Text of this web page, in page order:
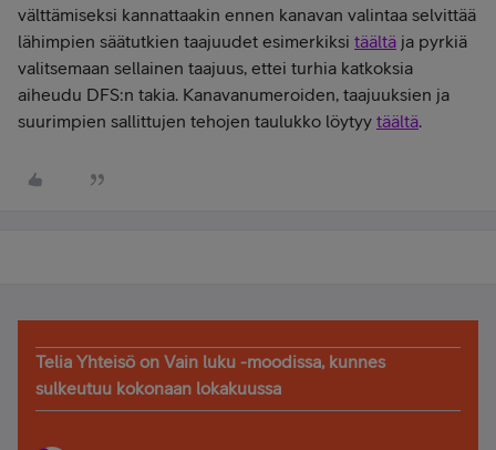
välttämiseksi kannattaakin ennen kanavan valintaa selvittää
lähimpien säätutkien taajuudet esimerkiksi täältä ja pyrkiä
valitsemaan sellainen taajuus, ettei turhia katkoksia
aiheudu DFS:n takia. Kanavanumeroiden, taajuuksien ja
suurimpien sallittujen tehojen taulukko löytyy täältä.
Telia Yhteisö on Vain luku -moodissa, kunnes
sulkeutuu kokonaan lokakuussa